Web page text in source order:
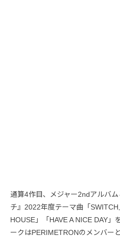
通算4作目、メジャー2ndアルバ
チ』2022年度テーマ曲「
HOUSE」「HAVE A NICE DAY」
ークはPERIMETRONのメンバー